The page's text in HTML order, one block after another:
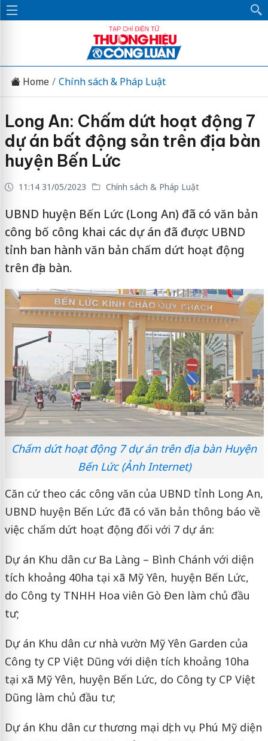
Home Chính sách & Pháp Luật
Long An: Chấm dứt hoạt động 7
dự án bất động sản trên địa bàn
huyện Bến Lức
11:14 31/05/2023 Chính sách & Pháp Luật
UBND huyện Bến Lức (Long An) đã có văn bản
công bố công khai các dự án đã được UBND
tỉnh ban hành văn bản chấm dứt hoạt động
trên địa bàn.
Chấm dứt hoạt động 7 dự án trên địa bàn Huyện
Bến Lức (Ảnh Internet)
Căn cứ theo các công văn của UBND tỉnh Long An,
UBND huyện Bến Lức đã có văn bản thông báo về
việc chấm dứt hoạt động đối với 7 dự án:
Dự án Khu dân cư Ba Làng – Bình Chánh với diện
tích khoảng 40ha tại xã Mỹ Yên, huyện Bến Lức,
do Công ty TNHH Hoa viên Gò Đen làm chủ đầu
tư;
Dự án Khu dân cư nhà vườn Mỹ Yên Garden của
Công ty CP Việt Dũng với diện tích khoảng 10ha
tại xã Mỹ Yên, huyện Bến Lức, do Công ty CP Việt
Dũng làm chủ đầu tư;
Dự án Khu dân cư thương mại dịch vụ Phú Mỹ diện